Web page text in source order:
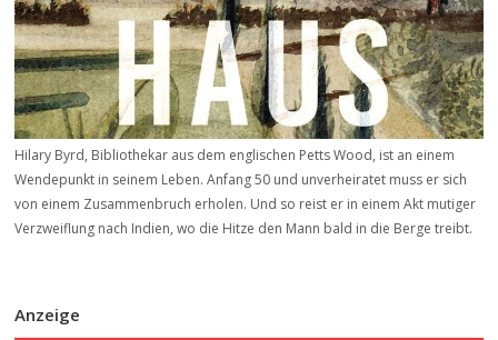
Hilary Byrd, Bibliothekar aus dem englischen Petts Wood, ist an einem
Wendepunkt in seinem Leben. Anfang 50 und unverheiratet muss er sich
von einem Zusammenbruch erholen. Und so reist er in einem Akt mutiger
Verzweiflung nach Indien, wo die Hitze den Mann bald in die Berge treibt.
Anzeige